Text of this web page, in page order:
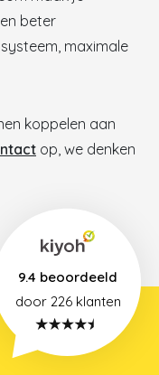
beter
maximale
koppelen aan
op, we denken
9.4 beoordeeld
door 226klanten